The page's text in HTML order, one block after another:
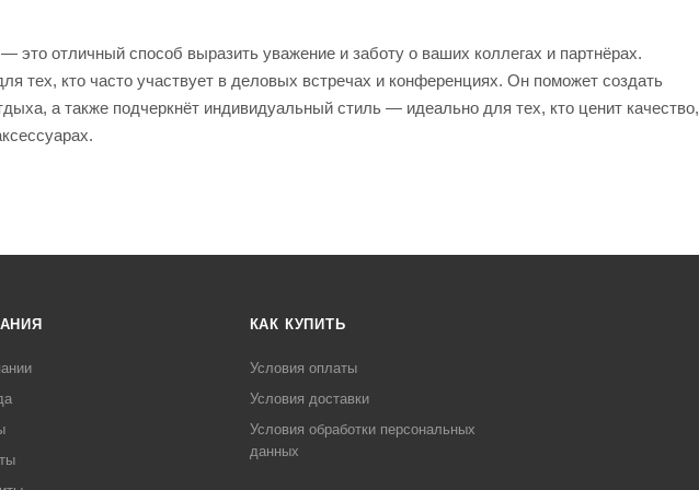
отличный способ выразить уважение и заботу о ваших коллегах и партнёрах.
тех, кто часто участвует в деловых встречах и конференциях. Он поможет создать
а также подчеркнёт индивидуальный стиль — идеально для тех, кто ценит качество,
КАК КУПИТЬ
Условия оплаты
Условия доставки
Условия обработки персональных
данных